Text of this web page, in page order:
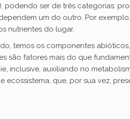
podendo ser de três categorias:
um do outro. Por
nutrientes do lugar.
temos os componentes
são fatores mais do que
inclusive, auxiliando no
ecossistema, que, por sua vez,